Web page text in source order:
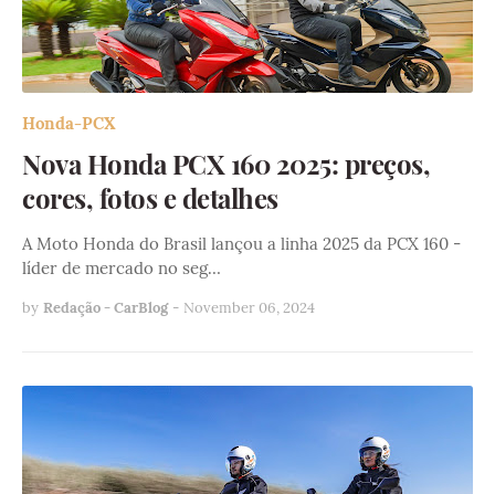
Honda-PCX
Nova Honda PCX 160 2025: preços,
cores, fotos e detalhes
A Moto Honda do Brasil lançou a linha 2025 da PCX 160 -
líder de mercado no seg…
by Redação - CarBlog - November 06, 2024